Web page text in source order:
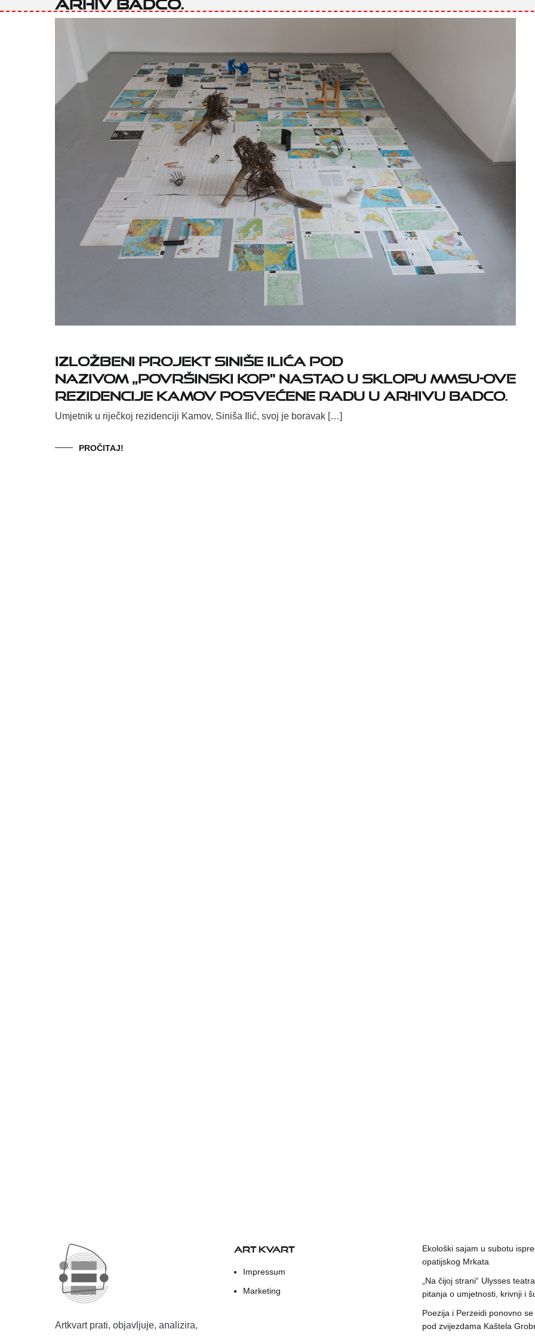
Izložbeni projekt Siniše Ilića pod
nazivom „Površinski kop“ nastao u sklopu MMSU-ove
rezidencije Kamov posvećene radu u Arhivu BADco.
Umjetnik u riječkoj rezidenciji Kamov, Siniša Ilić, svoj je boravak […]
PROČITAJ!
Artkvart prati, objavljuje, analizira,
ART KVART
Impressum
Marketing
Ekološki sajam u subotu
opatijskog Mrkata
„Na čijoj strani“ Ulysses
pitanja o umjetnosti, krivnji i
Poezija i Perzeidi ponovno
pod zvijezdama Kaštela